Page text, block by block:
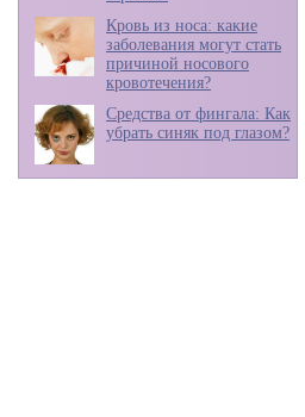
Кровь из носа: какие
заболевания могут стать
причиной носового
кровотечения?
Средства от фингала: Как
убрать синяк под глазом?